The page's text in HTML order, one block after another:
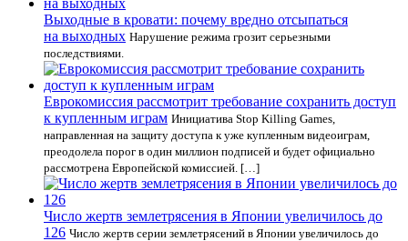
Выходные в кровати: почему вредно отсыпаться
на выходных Нарушение режима грозит серьезными
последствиями.
Еврокомиссия рассмотрит требование сохранить доступ
к купленным играм Инициатива Stop Killing Games,
направленная на защиту доступа к уже купленным видеоиграм,
преодолела порог в один миллион подписей и будет официально
рассмотрена Европейской комиссией. […]
Число жертв землетрясения в Японии увеличилось до
126 Число жертв серии землетрясений в Японии увеличилось до